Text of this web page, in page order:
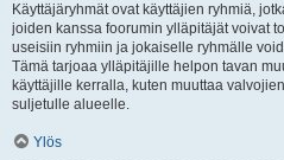
Käyttäjäryhmät ovat käyttäjien ryhmiä,
joiden kanssa foorumin ylläpitäjät voivat
useisiin ryhmiin ja jokaiselle ryhmälle
Tämä tarjoaa ylläpitäjille helpon tavan
käyttäjille kerralla, kuten muuttaa
suljetulle alueelle.
Ylös